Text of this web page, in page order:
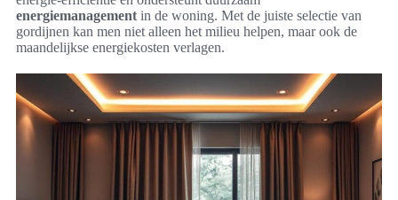
energiemanagement in de woning. Met de juiste selectie van
gordijnen kan men niet alleen het milieu helpen, maar ook de
maandelijkse energiekosten verlagen.